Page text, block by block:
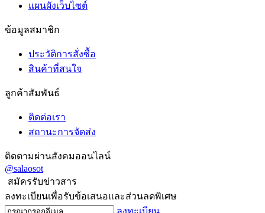
แผนผังเว็บไซต์
ข้อมูลสมาชิก
ประวัติการสั่งซื้อ
สินค้าที่สนใจ
ลูกค้าสัมพันธ์
ติดต่อเรา
สถานะการจัดส่ง
ติดตามผ่านสังคมออนไลน์
@salaosot
สมัครรับข่าวสาร
ลงทะเบียนเพื่อรับข้อเสนอและส่วนลดพิเศษ
ลงทะเบียน